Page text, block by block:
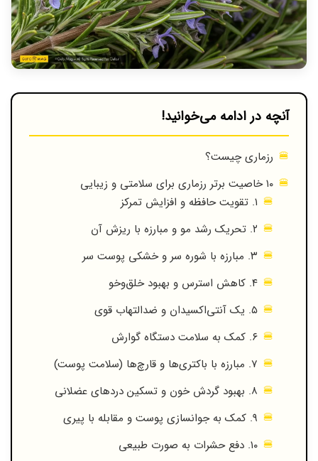
آنچه در ادامه می‌خوانید!
رزماری چیست؟
۱۰ خاصیت برتر رزماری برای سلامتی و زیبایی
۱. تقویت حافظه و افزایش تمرکز
۲. تحریک رشد مو و مبارزه با ریزش آن
۳. مبارزه با شوره سر و خشکی پوست سر
۴. کاهش استرس و بهبود خلق‌وخو
۵. یک آنتی‌اکسیدان و ضدالتهاب قوی
۶. کمک به سلامت دستگاه گوارش
۷. مبارزه با باکتری‌ها و قارچ‌ها (سلامت پوست)
۸. بهبود گردش خون و تسکین دردهای عضلانی
۹. کمک به جوانسازی پوست و مقابله با پیری
۱۰. دفع حشرات به صورت طبیعی